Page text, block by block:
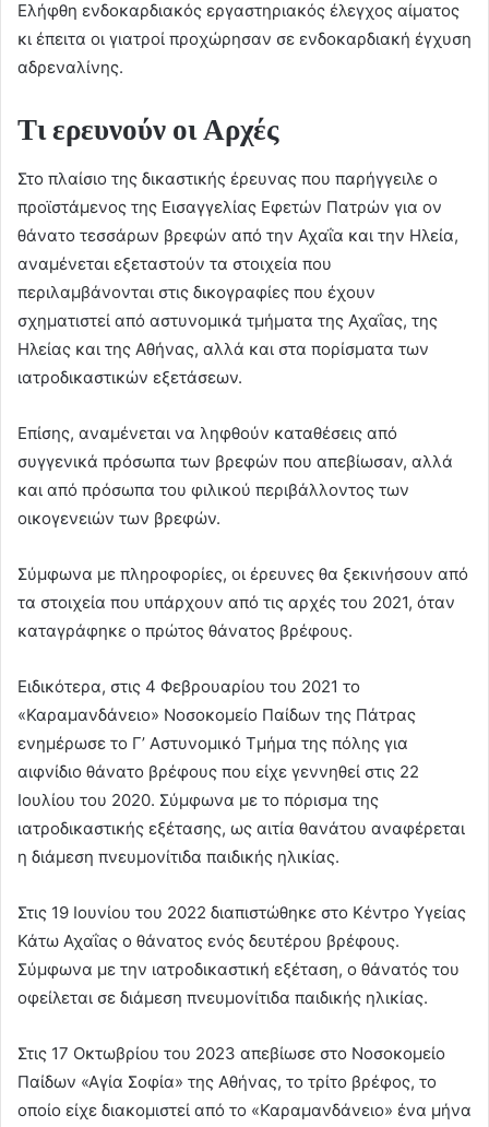
Ελήφθη ενδοκαρδιακός εργαστηριακός έλεγχος αίματος
κι έπειτα οι γιατροί προχώρησαν σε ενδοκαρδιακή έγχυση
αδρεναλίνης.
Τι ερευνούν οι Αρχές
Στο πλαίσιο της δικαστικής έρευνας που παρήγγειλε ο
προϊστάμενος της Εισαγγελίας Εφετών Πατρών για ον
θάνατο τεσσάρων βρεφών από την Αχαΐα και την Ηλεία,
αναμένεται εξεταστούν τα στοιχεία που
περιλαμβάνονται στις δικογραφίες που έχουν
σχηματιστεί από αστυνομικά τμήματα της Αχαΐας, της
Ηλείας και της Αθήνας, αλλά και στα πορίσματα των
ιατροδικαστικών εξετάσεων.
Επίσης, αναμένεται να ληφθούν καταθέσεις από
συγγενικά πρόσωπα των βρεφών που απεβίωσαν, αλλά
και από πρόσωπα του φιλικού περιβάλλοντος των
οικογενειών των βρεφών.
Σύμφωνα με πληροφορίες, οι έρευνες θα ξεκινήσουν από
τα στοιχεία που υπάρχουν από τις αρχές του 2021, όταν
καταγράφηκε ο πρώτος θάνατος βρέφους.
Ειδικότερα, στις 4 Φεβρουαρίου του 2021 το
«Καραμανδάνειο» Νοσοκομείο Παίδων της Πάτρας
ενημέρωσε το Γ’ Αστυνομικό Τμήμα της πόλης για
αιφνίδιο θάνατο βρέφους που είχε γεννηθεί στις 22
Ιουλίου του 2020. Σύμφωνα με το πόρισμα της
ιατροδικαστικής εξέτασης, ως αιτία θανάτου αναφέρεται
η διάμεση πνευμονίτιδα παιδικής ηλικίας.
Στις 19 Ιουνίου του 2022 διαπιστώθηκε στο Κέντρο Υγείας
Κάτω Αχαΐας ο θάνατος ενός δευτέρου βρέφους.
Σύμφωνα με την ιατροδικαστική εξέταση, ο θάνατός του
οφείλεται σε διάμεση πνευμονίτιδα παιδικής ηλικίας.
Στις 17 Οκτωβρίου του 2023 απεβίωσε στο Νοσοκομείο
Παίδων «Αγία Σοφία» της Αθήνας, το τρίτο βρέφος, το
οποίο είχε διακομιστεί από το «Καραμανδάνειο» ένα μήνα